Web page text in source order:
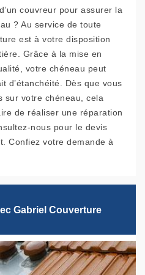
couvreur pour assurer la
? Au service de toute
est à votre disposition
Grâce à la mise en
votre chéneau peut
d’étanchéité. Dès que vous
sur votre chéneau, cela
de réaliser une réparation
nous pour le devis
Confiez votre demande à
Gabriel Couverture